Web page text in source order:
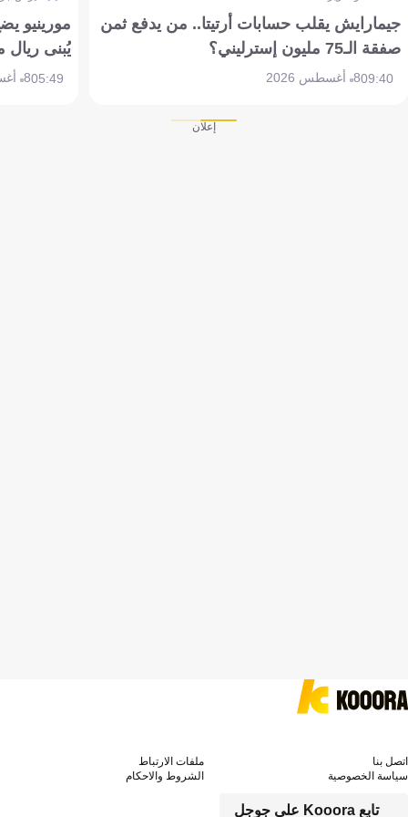
جيمارايش يقلب حسابات أرتيتا.. من يدفع ثمن
صفقة الـ75 مليون إسترليني؟
09:408 أغسطس 2026
مورينيو
يُبنى ريال
05:498 أغسطس 2026
إعلان
تابع Kooora على جوجل
اتصل بنا
ملفات الارتباط
سياسة الخصوصية
الشروط والاحكام